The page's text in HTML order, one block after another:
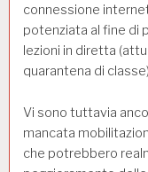
connessione
potenziata al fine di
lezioni in diretta
quarantena di
Vi sono tuttavia
mancata
che potrebbero